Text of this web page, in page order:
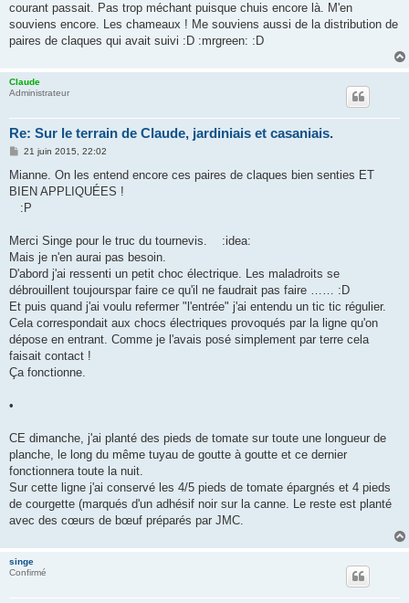
courant passait. Pas trop méchant puisque chuis encore là. M'en
souviens encore. Les chameaux ! Me souviens aussi de la distribution de
paires de claques qui avait suivi :D :mrgreen: :D
Claude
Administrateur
Re: Sur le terrain de Claude, jardiniais et casaniais.
M
s
a
g
21 juin 2015, 22:02
Mianne. On les entend encore ces paires de claques bien senties ET
BIEN APPLIQUÉES !
:P
Merci Singe pour le truc du tournevis. :idea:
Mais je n'en aurai pas besoin.
D'abord j'ai ressenti un petit choc électrique. Les maladroits se
débrouillent toujourspar faire ce qu'il ne faudrait pas faire …… :D
Et puis quand j'ai voulu refermer "l'entrée" j'ai entendu un tic tic régulier.
Cela correspondait aux chocs électriques provoqués par la ligne qu'on
dépose en entrant. Comme je l'avais posé simplement par terre cela
faisait contact !
Ça fonctionne.
•
CE dimanche, j'ai planté des pieds de tomate sur toute une longueur de
planche, le long du même tuyau de goutte à goutte et ce dernier
fonctionnera toute la nuit.
Sur cette ligne j'ai conservé les 4/5 pieds de tomate épargnés et 4 pieds
de courgette (marqués d'un adhésif noir sur la canne. Le reste est planté
avec des cœurs de bœuf préparés par JMC.
singe
Confirmé